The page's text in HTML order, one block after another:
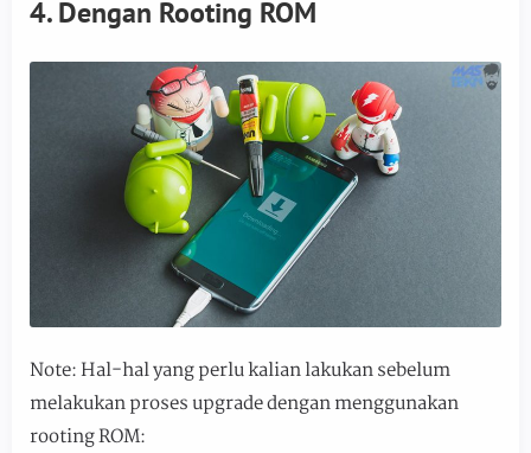
4. Dengan Rooting ROM
Note: Hal-hal yang perlu kalian lakukan sebelum
melakukan proses upgrade dengan menggunakan
rooting ROM: